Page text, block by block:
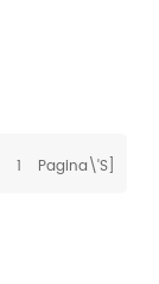
1 Pagina\'s]